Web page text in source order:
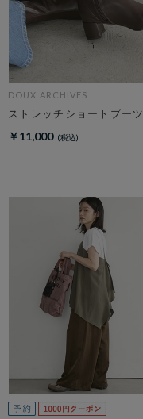
DOUX ARCHIVES
ストレッチショートブーツ
￥11,000